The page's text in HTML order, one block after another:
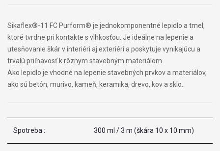
Sikaflex®-11 FC Purform® je jednokomponentné lepidlo a tmel,
ktoré tvrdne pri kontakte s vlhkosťou. Je ideálne na lepenie a
utesňovanie škár v interiéri aj exteriéri a poskytuje vynikajúcu a
trvalú priľnavosť k rôznym stavebným materiálom.
Ako lepidlo je vhodné na lepenie stavebných prvkov a materiálov,
ako sú betón, murivo, kameň, keramika, drevo, kov a sklo.
Spotreba : 300 ml / 3 m (škára 10 x 10 mm)